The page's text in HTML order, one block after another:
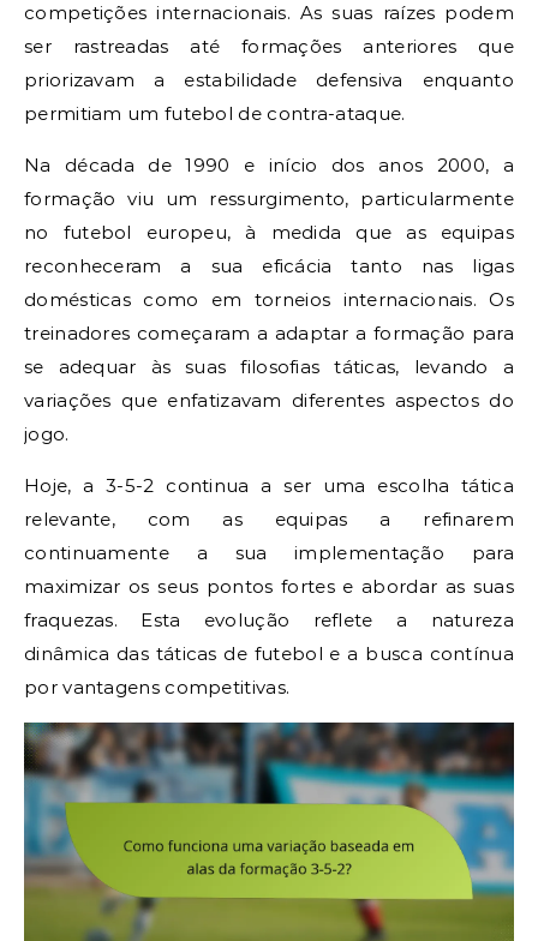
competições internacionais. As suas raízes podem
ser rastreadas até formações anteriores que
priorizavam a estabilidade defensiva enquanto
permitiam um futebol de contra-ataque.
Na década de 1990 e início dos anos 2000, a
formação viu um ressurgimento, particularmente
no futebol europeu, à medida que as equipas
reconheceram a sua eficácia tanto nas ligas
domésticas como em torneios internacionais. Os
treinadores começaram a adaptar a formação para
se adequar às suas filosofias táticas, levando a
variações que enfatizavam diferentes aspectos do
jogo.
Hoje, a 3-5-2 continua a ser uma escolha tática
relevante, com as equipas a refinarem
continuamente a sua implementação para
maximizar os seus pontos fortes e abordar as suas
fraquezas. Esta evolução reflete a natureza
dinâmica das táticas de futebol e a busca contínua
por vantagens competitivas.